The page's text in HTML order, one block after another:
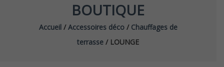
BOUTIQUE
Accueil/Accessoires déco/ Chauffages de
terrasse / LOUNGE